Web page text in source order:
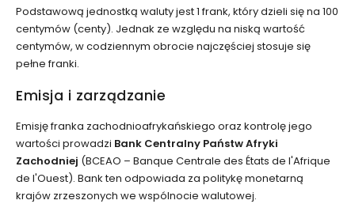
Podstawową jednostką waluty jest 1 frank, który dzieli się na 100
centymów (centy). Jednak ze względu na niską wartość
centymów, w codziennym obrocie najczęściej stosuje się
pełne franki.
Emisja i zarządzanie
Emisję franka zachodnioafrykańskiego oraz kontrolę jego
wartości prowadzi Bank Centralny Państw Afryki
Zachodniej (BCEAO – Banque Centrale des États de l'Afrique
de l'Ouest). Bank ten odpowiada za politykę monetarną
krajów zrzeszonych we wspólnocie walutowej.